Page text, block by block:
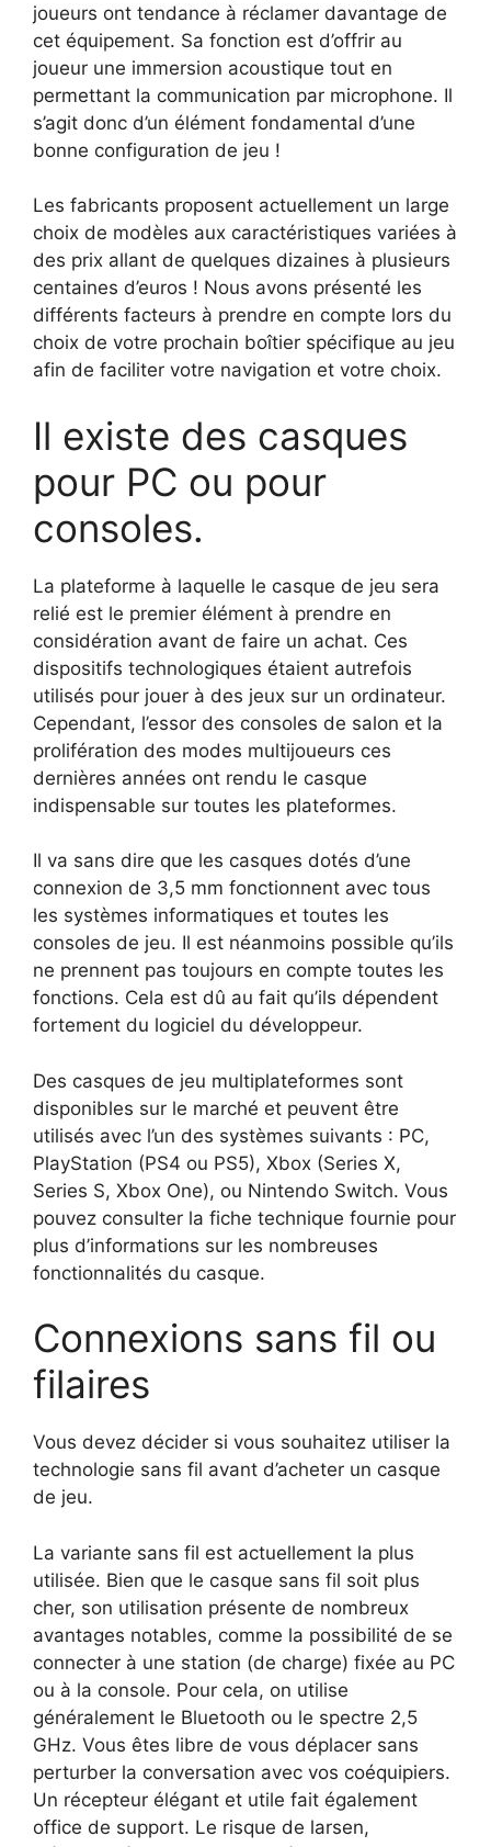
joueurs ont tendance à réclamer davantage de
cet équipement. Sa fonction est d’offrir au
joueur une immersion acoustique tout en
permettant la communication par microphone. Il
s’agit donc d’un élément fondamental d’une
bonne configuration de jeu !
Les fabricants proposent actuellement un large
choix de modèles aux caractéristiques variées à
des prix allant de quelques dizaines à plusieurs
centaines d’euros ! Nous avons présenté les
différents facteurs à prendre en compte lors du
choix de votre prochain boîtier spécifique au jeu
afin de faciliter votre navigation et votre choix.
Il existe des casques
pour PC ou pour
consoles.
La plateforme à laquelle le casque de jeu sera
relié est le premier élément à prendre en
considération avant de faire un achat. Ces
dispositifs technologiques étaient autrefois
utilisés pour jouer à des jeux sur un ordinateur.
Cependant, l’essor des consoles de salon et la
prolifération des modes multijoueurs ces
dernières années ont rendu le casque
indispensable sur toutes les plateformes.
Il va sans dire que les casques dotés d’une
connexion de 3,5 mm fonctionnent avec tous
les systèmes informatiques et toutes les
consoles de jeu. Il est néanmoins possible qu’ils
ne prennent pas toujours en compte toutes les
fonctions. Cela est dû au fait qu’ils dépendent
fortement du logiciel du développeur.
Des casques de jeu multiplateformes sont
disponibles sur le marché et peuvent être
utilisés avec l’un des systèmes suivants : PC,
PlayStation (PS4 ou PS5), Xbox (Series X,
Series S, Xbox One), ou Nintendo Switch. Vous
pouvez consulter la fiche technique fournie pour
plus d’informations sur les nombreuses
fonctionnalités du casque.
Connexions sans fil ou
filaires
Vous devez décider si vous souhaitez utiliser la
technologie sans fil avant d’acheter un casque
de jeu.
La variante sans fil est actuellement la plus
utilisée. Bien que le casque sans fil soit plus
cher, son utilisation présente de nombreux
avantages notables, comme la possibilité de se
connecter à une station (de charge) fixée au PC
ou à la console. Pour cela, on utilise
généralement le Bluetooth ou le spectre 2,5
GHz. Vous êtes libre de vous déplacer sans
perturber la conversation avec vos coéquipiers.
Un récepteur élégant et utile fait également
office de support. Le risque de larsen,